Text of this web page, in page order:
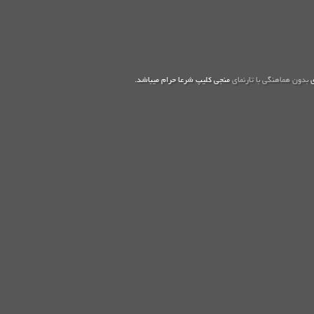
بدون هماهنگی با تارنمای منجی کلیپ شرعا حرام میباشد.